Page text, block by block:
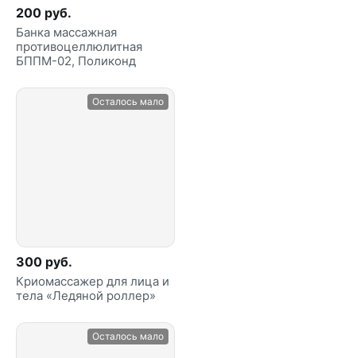
200 руб.
Банка массажная
противоцеллюлитная
БППМ-02, Поликонд
Осталось мало
300 руб.
Криомассажер для лица и
тела «Ледяной роллер»
Осталось мало